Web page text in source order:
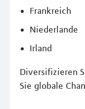
Frankreich
Niederlande
Irland
Diversifizieren
Sie globale